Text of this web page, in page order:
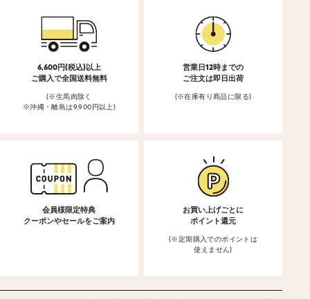
6,600円(税込)以上
ご購入で全国送料無料
(※生馬肉除く
※沖縄・離島は9,900円以上)
営業日12時までの
ご注文は即日出荷
(※在庫有り商品に限る)
会員様限定特典
クーポンやセールをご案内
お買い上げごとに
ポイント還元
(※定期購入でのポイントは
使えません)